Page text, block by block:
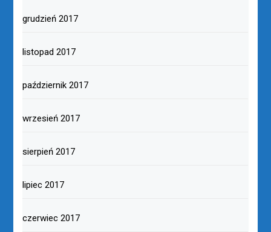
grudzień 2017
listopad 2017
październik 2017
wrzesień 2017
sierpień 2017
lipiec 2017
czerwiec 2017